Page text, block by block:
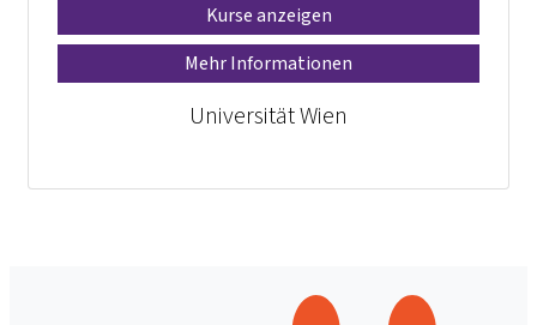
Kurse anzeigen
Mehr Informationen
Universität Wien